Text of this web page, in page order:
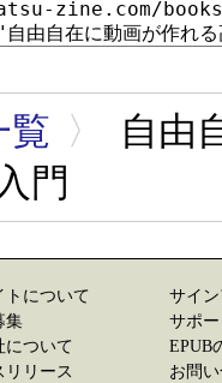
覧 〉
自由
門
トについて
集
について
リリース
サイ
サポ
EPUB
お問